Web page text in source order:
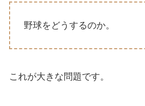
野球をどうするのか。
これが大きな問題です。